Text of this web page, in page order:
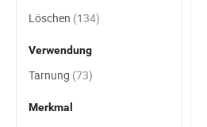
Löschen (134)
Verwendung
Tarnung (73)
Merkmal